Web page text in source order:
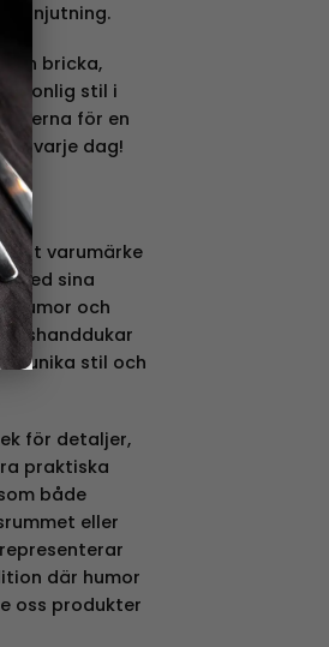
av njutning.
bricka,
stil i
för en
varje dag!
ett varumärke
med sina
humor och
unika stil och
för detaljer,
praktiska
både
eller
där humor
oss produkter